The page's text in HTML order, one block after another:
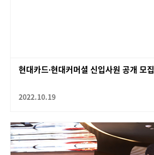
현대카드∙현대커머셜 신입사원 공개 모집
2022.10.19